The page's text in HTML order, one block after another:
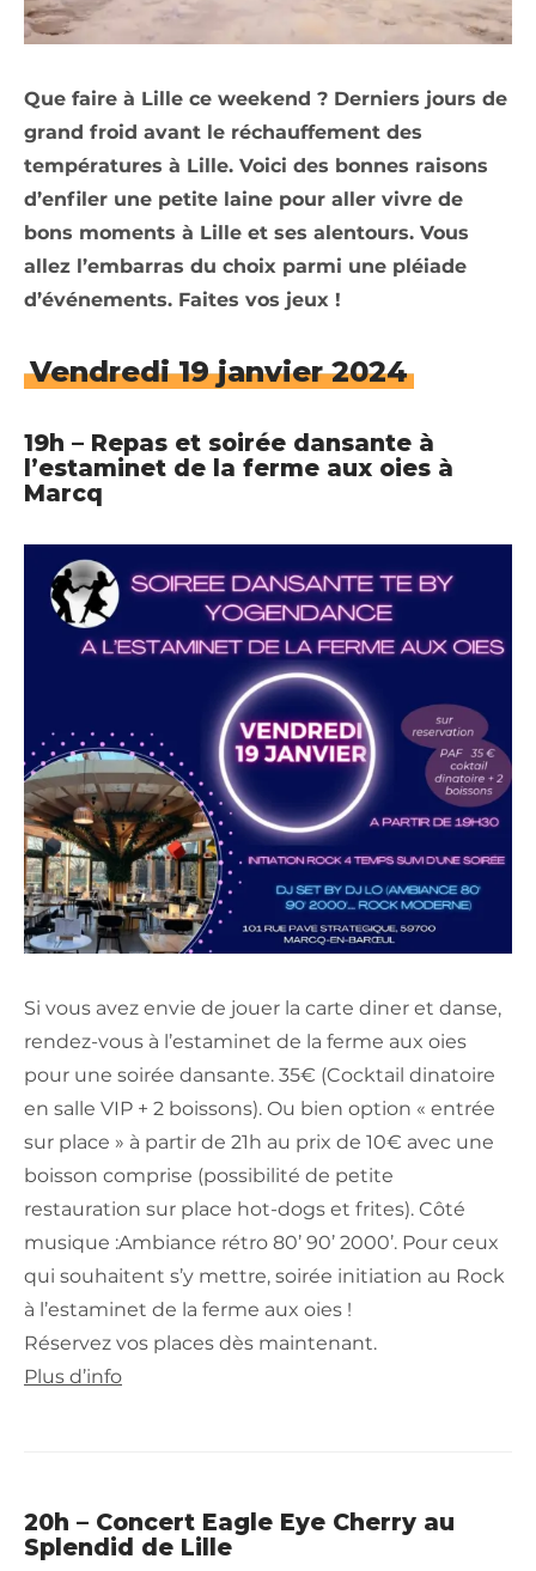
Que faire à Lille ce weekend ? Derniers jours de
grand froid avant le réchauffement des
températures à Lille. Voici des bonnes raisons
d’enfiler une petite laine pour aller vivre de
bons moments à Lille et ses alentours. Vous
allez l’embarras du choix parmi une pléiade
d’événements. Faites vos jeux !
Vendredi 19 janvier 2024
19h – Repas et soirée dansante à
l’estaminet de la ferme aux oies à
Marcq
Si vous avez envie de jouer la carte diner et danse,
rendez-vous à l’estaminet de la ferme aux oies
pour une soirée dansante. 35€ (Cocktail dinatoire
en salle VIP + 2 boissons). Ou bien option « entrée
sur place » à partir de 21h au prix de 10€ avec une
boisson comprise (possibilité de petite
restauration sur place hot-dogs et frites). Côté
musique :Ambiance rétro 80’ 90’ 2000’. Pour ceux
qui souhaitent s’y mettre, soirée initiation au Rock
à l’estaminet de la ferme aux oies !
Réservez vos places dès maintenant.
Plus d’info
20h – Concert Eagle Eye Cherry au
Splendid de Lille